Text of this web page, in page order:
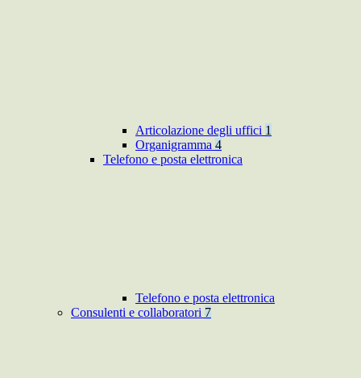
Articolazione degli uffici 1
Organigramma 4
Telefono e posta elettronica
Telefono e posta elettronica
Consulenti e collaboratori 7